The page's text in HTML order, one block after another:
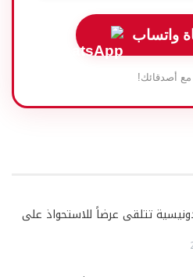
واتساب
أصدقائك!
تتلقى عرضاً للاستحواذ على